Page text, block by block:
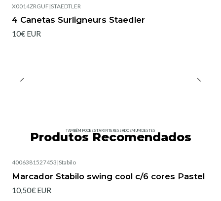
X0014ZRGUF |STAEDTLER
4 Canetas Surligneurs Staedler
10€ EUR
TAMBÉM PODE ESTAR INTERESSADO EM UM DESTES
Produtos Recomendados
4006381527453 |Stabilo
Marcador Stabilo swing cool c/6 cores Pastel
10,50€ EUR